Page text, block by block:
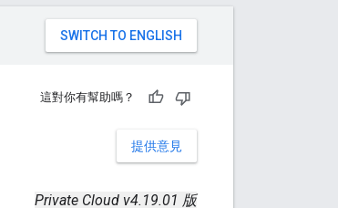
這對你有幫助嗎？
提供意見
Private Cloud v4.19.01 版